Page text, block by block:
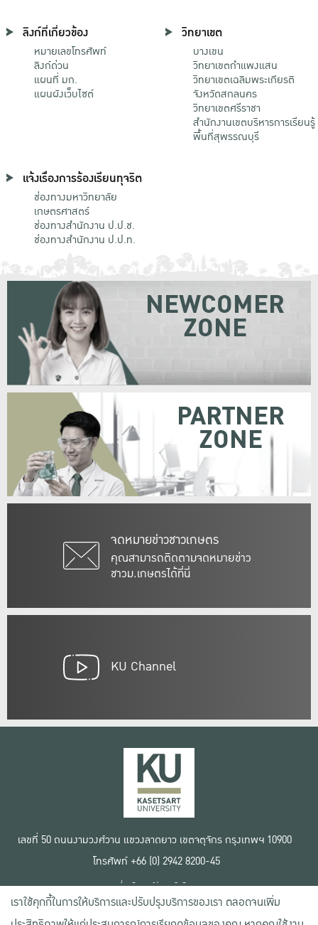
ลิงก์ที่เกี่ยวข้อง
หมายเลขโทรศัพท์
ลิงก์ด่วน
แผนที่ มก.
แผนผังเว็บไซต์
วิทยาเขต
บางเขน
วิทยาเขตกําแพงแสน
วิทยาเขตเฉลิมพระเกียรติ
จังหวัดสกลนคร
วิทยาเขตศรีราชา
สำนักงานเขตบริหารการเรียนรู้
พื้นที่สุพรรณบุรี
แจ้งเรื่องการร้องเรียนทุจริต
ช่องทางมหาวิทยาลัย
เกษตรศาสตร์
ช่องทางสำนักงาน ป.ป.ช.
ช่องทางสำนักงาน ป.ป.ท.
จดหมายข่าวชาวเกษตร
คุณสามารถติดตามจดหมายข่าว
ชาวม.เกษตรได้ที่นี่
NEWCOMER
ZONE
PARTNER
ZONE
KU Channel
เลขที่ 50 ถนนงามวงศ์วาน แขวงลาดยาว เขตจตุจักร กรุงเทพฯ 10900
โทรศัพท์ +66 (0) 2942 8200-45
เงื่อนไขการใช้งานเว็บไซต์
ข้อตกลงด้านสิทธิ์ใช้งาน
นโยบายความเป็นส่วนตัว
เราใช้คุกกี้ในการให้บริการและปรับปรุงบริการของเรา ตลอดจนเพิ่ม